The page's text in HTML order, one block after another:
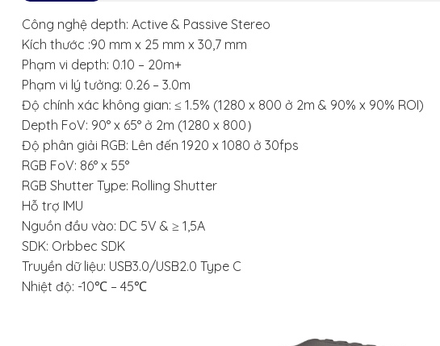
Công nghệ depth: Active & Passive Stereo
Kích thước :90 mm x 25 mm x 30,7 mm
Phạm vi depth: 0.10 – 20m+
Phạm vi lý tưởng: 0.26 – 3.0m
Độ chính xác không gian: ≤ 1.5% (1280 x 800 ở 2m & 90% x 90% ROI)
Depth FoV: 90° x 65° ở 2m (1280 x 800）
Độ phân giải RGB: Lên đến 1920 x 1080 ở 30fps
RGB FoV: 86° x 55°
RGB Shutter Type: Rolling Shutter
Hỗ trợ IMU
Nguồn đầu vào: DC 5V & ≥ 1,5A
SDK: Orbbec SDK
Truyền dữ liệu: USB3.0/USB2.0 Type C
Nhiệt độ: -10℃ – 45℃